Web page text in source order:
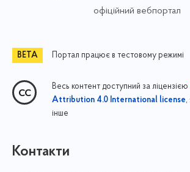
офіційний вебпортал
Портал працює в тестовому режимі
Весь контент доступний за ліцензією
Attribution 4.0 International license,
інше
Контакти